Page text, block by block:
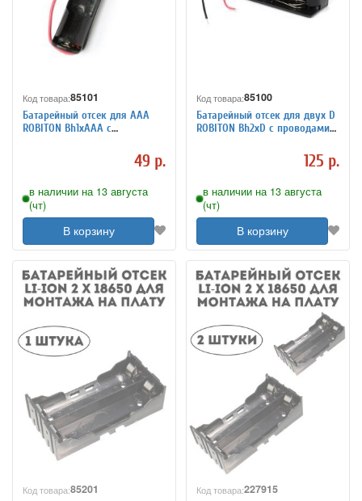
Код товара:85101
Батарейный отсек для ААА
ROBITON Bh1xAAA с
49 р.
в наличии на 13 августа
(чт)
В корзину
Код товара:85100
Батарейный отсек для двух D
ROBITON Bh2xD с проводами
125 р.
в наличии на 13 августа
(чт)
В корзину
Код товара:85201 Код товара:227915